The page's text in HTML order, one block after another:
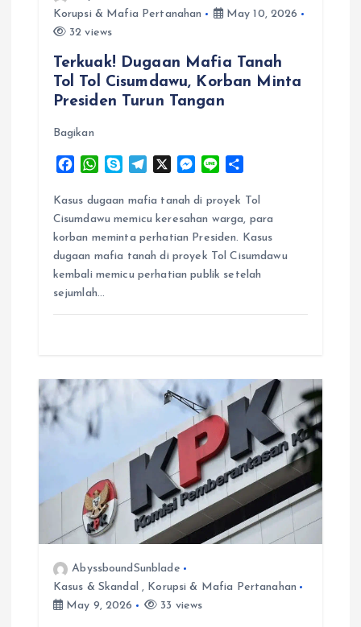
Korupsi & Mafia Pertanahan
May 10, 2026
32 views
Terkuak! Dugaan Mafia Tanah
Tol Tol Cisumdawu, Korban Minta
Presiden Turun Tangan
Bagikan
c
e
b
o
o
k
W
a
t
s
A
p
y
p
e
l
e
g
r
a
M
s
s
e
n
g
n
e
a
e
Kasus dugaan mafia tanah di proyek Tol
Cisumdawu memicu keresahan warga, para
korban meminta perhatian Presiden. Kasus
dugaan mafia tanah di proyek Tol Cisumdawu
kembali memicu perhatian publik setelah
sejumlah…
AbyssboundSunblade
Kasus & Skandal , Korupsi & Mafia Pertanahan
May 9, 2026
33 views